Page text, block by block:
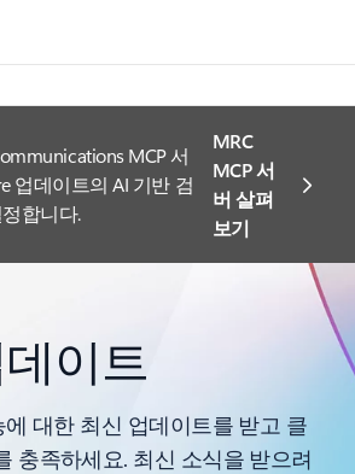
MCP 서
업데이트의 AI 기반 검
합니다.
MRC
MCP 서
버 살펴
보기
이트
대한 최신 업데이트를 받고 클
충족하세요. 최신 소식을 받으려